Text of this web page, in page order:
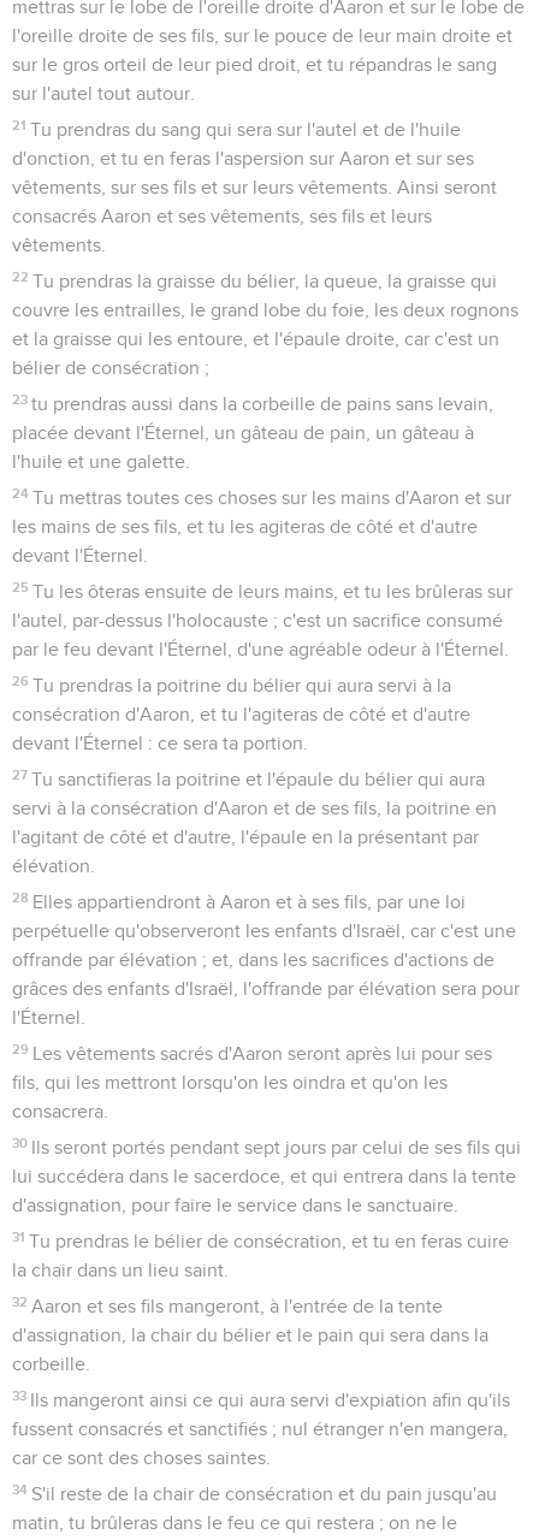
mettras sur le lobe de l'oreille droite d'Aaron et sur le lobe de
l'oreille droite de ses fils, sur le pouce de leur main droite et
sur le gros orteil de leur pied droit, et tu répandras le sang
sur l'autel tout autour.
21 Tu prendras du sang qui sera sur l'autel et de l'huile
d'onction, et tu en feras l'aspersion sur Aaron et sur ses
vêtements, sur ses fils et sur leurs vêtements. Ainsi seront
consacrés Aaron et ses vêtements, ses fils et leurs
vêtements.
22 Tu prendras la graisse du bélier, la queue, la graisse qui
couvre les entrailles, le grand lobe du foie, les deux rognons
et la graisse qui les entoure, et l'épaule droite, car c'est un
bélier de consécration ;
23 tu prendras aussi dans la corbeille de pains sans levain,
placée devant l'Éternel, un gâteau de pain, un gâteau à
l'huile et une galette.
24 Tu mettras toutes ces choses sur les mains d'Aaron et sur
les mains de ses fils, et tu les agiteras de côté et d'autre
devant l'Éternel.
25 Tu les ôteras ensuite de leurs mains, et tu les brûleras sur
l'autel, par-dessus l'holocauste ; c'est un sacrifice consumé
par le feu devant l'Éternel, d'une agréable odeur à l'Éternel.
26 Tu prendras la poitrine du bélier qui aura servi à la
consécration d'Aaron, et tu l'agiteras de côté et d'autre
devant l'Éternel : ce sera ta portion.
27 Tu sanctifieras la poitrine et l'épaule du bélier qui aura
servi à la consécration d'Aaron et de ses fils, la poitrine en
l'agitant de côté et d'autre, l'épaule en la présentant par
élévation.
28 Elles appartiendront à Aaron et à ses fils, par une loi
perpétuelle qu'observeront les enfants d'Israël, car c'est une
offrande par élévation ; et, dans les sacrifices d'actions de
grâces des enfants d'Israël, l'offrande par élévation sera pour
l'Éternel.
29 Les vêtements sacrés d'Aaron seront après lui pour ses
fils, qui les mettront lorsqu'on les oindra et qu'on les
consacrera.
30 Ils seront portés pendant sept jours par celui de ses fils qui
lui succédera dans le sacerdoce, et qui entrera dans la tente
d'assignation, pour faire le service dans le sanctuaire.
31 Tu prendras le bélier de consécration, et tu en feras cuire
la chair dans un lieu saint.
32 Aaron et ses fils mangeront, à l'entrée de la tente
d'assignation, la chair du bélier et le pain qui sera dans la
corbeille.
33 Ils mangeront ainsi ce qui aura servi d'expiation afin qu'ils
fussent consacrés et sanctifiés ; nul étranger n'en mangera,
car ce sont des choses saintes.
34 S'il reste de la chair de consécration et du pain jusqu'au
matin, tu brûleras dans le feu ce qui restera ; on ne le